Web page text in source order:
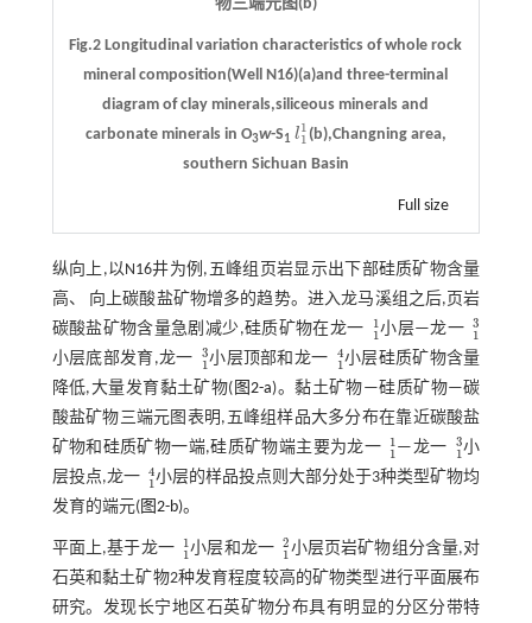
物三端元图(b)
Fig.2 Longitudinal variation characteristics of whole rock
mineral composition(Well N16)(a)and three-terminal
diagram of clay minerals,siliceous minerals and
carbonate minerals in O3w-S1 l1
1
l1 1
(b),Changning area,
southern Sichuan Basin
Full size
纵向上,以N16井为例,五峰组页岩显示出下部硅质矿物含量
高、 向上碳酸盐矿物增多的趋势。进入龙马溪组之后,页岩
碳酸盐矿物含量急剧减少,硅质矿物在龙一
1
111
小层—龙一 3
1
1
小层底部发育,龙一
3
1
13
小层顶部和龙一 4
114
小层硅质矿物含量
降低,大量发育黏土矿物( 图2-a)。黏土矿物—硅质矿物—碳
酸盐矿物三端元图表明,五峰组样品大多分布在靠近碳酸盐
矿物和硅质矿物一端,硅质矿物端主要为龙一
1
111
—龙一 3
1
13
小
层投点,龙一 4
114
小层的样品投点则大部分处于3种类型矿物均
发育的端元(图2-b)。
平面上,基于龙一 1
111
小层和龙一 2
1
12
小层页岩矿物组分含量,对
石英和黏土矿物2种发育程度较高的矿物类型进行平面展布
研究。发现长宁地区石英矿物分布具有明显的分区分带特